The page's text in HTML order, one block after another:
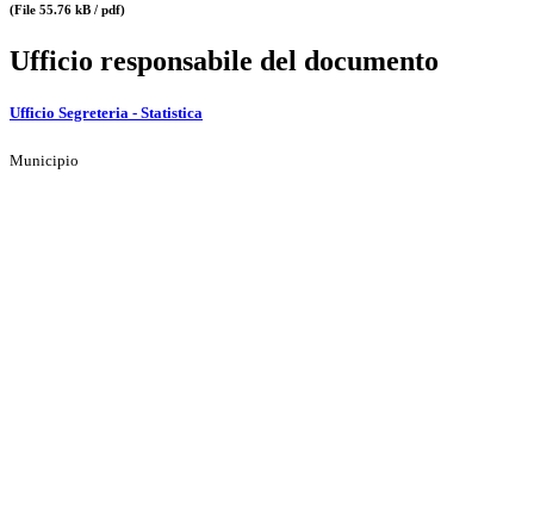
(File 55.76 kB / pdf)
Ufficio responsabile del documento
Ufficio Segreteria - Statistica
Municipio